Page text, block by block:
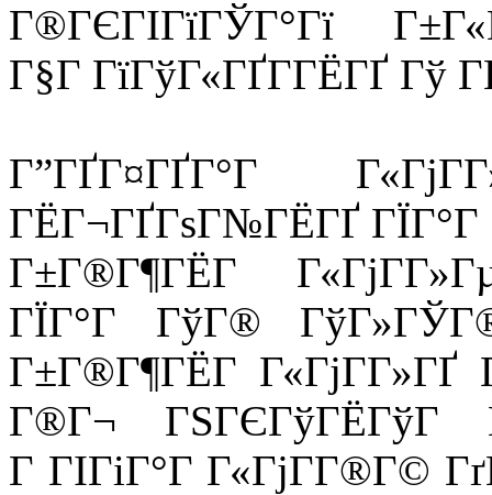
Г®ГЄГІГїГЎГ°Гї
Г§Г ГїГўГ«ГҐГ­ГЁГҐ Гў
Г”ГҐГ¤ГҐГ°Г
ГЁГ¬ГҐГѕГ№ГЁГҐ
Г±Г®Г¶ГЁГ
ГЇГ°Г ГўГ®
Г±Г®Г¶ГЁГ Г«ГјГ­Г»ГҐ
Г®Г¬ ГЅГЄГўГЁГўГ
Г ГІГіГ°Г Г«ГјГ­Г®Г©